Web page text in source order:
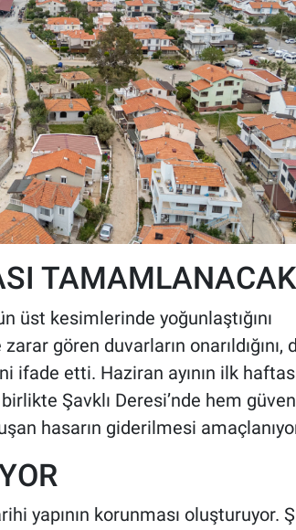
TAMAMLANACAK
üst kesimlerinde yoğunlaştığını
gören duvarların onarıldığını,
ifade etti. Haziran ayının ilk
Şavklı Deresi’nde hem
hasarın giderilmesi
yapının korunması oluşturuyor.